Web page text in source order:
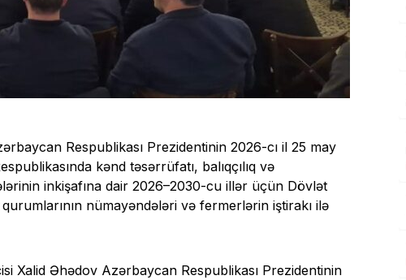
Respublikası Prezidentinin 2026-cı il 25 may
kənd təsərrüfatı, balıqçılıq və
inkişafına dair 2026–2030-cu illər üçün Dövlət
nümayəndələri və fermerlərin iştirakı ilə
Xalid Əhədov Azərbaycan Respublikası Prezidentinin